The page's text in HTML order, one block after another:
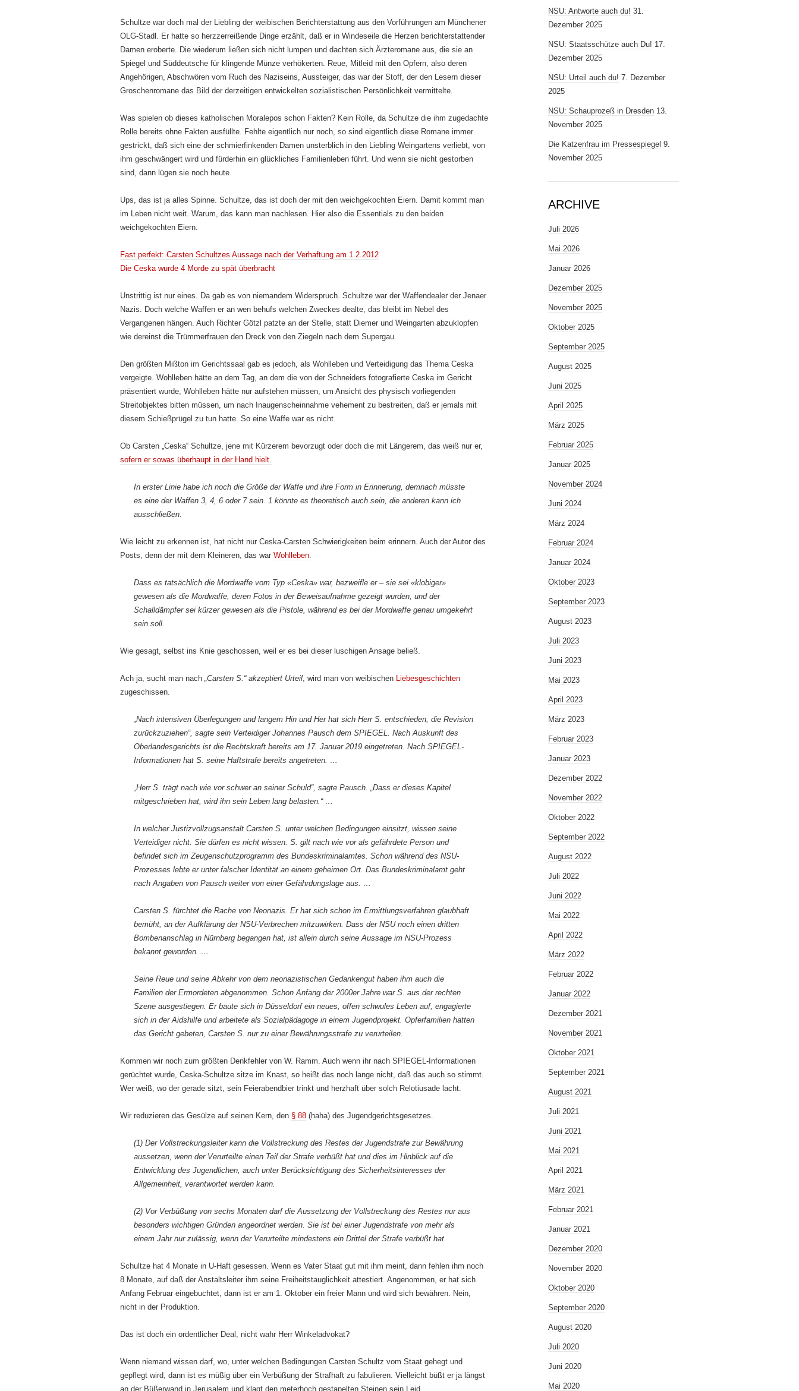
Schultze war doch mal der Liebling der weibischen Berichterstattung aus den Vorführungen am Münchener
OLG-Stadl. Er hatte so herzzerreißende Dinge erzählt, daß er in Windeseile die Herzen berichterstattender
Damen eroberte. Die wiederum ließen sich nicht lumpen und dachten sich Ärzte­romane aus, die sie an
Spiegel und Süddeutsche für klingende Münze verhökerten. Reue, Mitleid mit den Opfern, also deren
Angehörigen, Abschwören vom Ruch des Naziseins, Aussteiger, das war der Stoff, der den Lesern dieser
Groschenromane das Bild der derzeitigen entwickelten sozialistischen Persönlichkeit vermittelte.
Was spielen ob dieses katholischen Moralepos schon Fakten? Kein Rolle, da Schultze die ihm zugedachte
Rolle bereits ohne Fakten ausfüllte. Fehlte eigentlich nur noch, so sind eigentlich diese Romane immer
gestrickt, daß sich eine der schmierfinkenden Damen unsterblich in den Liebling Wein­gartens verliebt, von
ihm geschwängert wird und fürderhin ein glückliches Familienleben führt. Und wenn sie nicht gestorben
sind, dann lügen sie noch heute.
Ups, das ist ja alles Spinne. Schultze, das ist doch der mit den weichge­kochten Eiern. Damit kommt man
im Leben nicht weit. Warum, das kann man nachlesen. Hier also die Essentials zu den beiden
weichgekochten Eiern.
Fast perfekt: Carsten Schultzes Aussage nach der Verhaftung am 1.2.2012
Die Ceska wurde 4 Morde zu spät überbracht
Unstrittig ist nur eines. Da gab es von niemandem Widerspruch. Schultze war der Waffendealer der Jenaer
Nazis. Doch welche Waffen er an wen behufs welchen Zweckes dealte, das bleibt im Nebel des
Vergangenen hängen. Auch Richter Götzl patzte an der Stelle, statt Diemer und Weingarten abzuklopfen
wie dereinst die Trümmerfrauen den Dreck von den Ziegeln nach dem Supergau.
Den größten Mißton im Gerichtssaal gab es jedoch, als Wohlleben und Verteidigung das Thema Ceska
vergeigte. Wohlleben hätte an dem Tag, an dem die von der Schneiders fotografierte Ceska im Gericht
präsentiert wurde, Wohlleben hätte nur aufstehen müssen, um Ansicht des physisch vorliegenden
Streitobjektes bitten müssen, um nach Inaugenscheinnahme vehement zu bestreiten, daß er jemals mit
diesem Schießprügel zu tun hatte. So eine Waffe war es nicht.
Ob Carsten „Ceska“ Schultze, jene mit Kürzerem bevorzugt oder doch die mit Längerem, das weiß nur er,
sofern er sowas überhaupt in der Hand hielt.
In erster Linie habe ich noch die Größe der Waffe und ihre Form in Erinnerung, demnach müsste
es eine der Waffen 3, 4, 6 oder 7 sein. 1 könnte es theoretisch auch sein, die anderen kann ich
ausschließen.
Wie leicht zu erkennen ist, hat nicht nur Ceska-Carsten Schwierigkeiten beim erinnern. Auch der Autor des
Posts, denn der mit dem Kleineren, das war Wohlleben.
Dass es tatsächlich die Mordwaffe vom Typ «Ceska» war, bezweifle er – sie sei «klobiger»
gewesen als die Mordwaffe, deren Fotos in der Beweisaufnahme gezeigt wurden, und der
Schalldämpfer sei kürzer gewesen als die Pistole, während es bei der Mordwaffe genau umgekehrt
sein soll.
Wie gesagt, selbst ins Knie geschossen, weil er es bei dieser luschigen Ansage beließ.
Ach ja, sucht man nach „Carsten S.“ akzeptiert Urteil, wird man von weibischen Liebesgeschichten
zugeschissen.
„Nach intensiven Überlegungen und langem Hin und Her hat sich Herr S. entschieden, die Revision
zurückzuziehen“, sagte sein Verteidiger Johannes Pausch dem SPIEGEL. Nach Auskunft des
Oberlandesgerichts ist die Rechtskraft bereits am 17. Januar 2019 eingetreten. Nach SPIEGEL-
Informationen hat S. seine Haftstrafe bereits angetreten. …
„Herr S. trägt nach wie vor schwer an seiner Schuld“, sagte Pausch. „Dass er dieses Kapitel
mitgeschrieben hat, wird ihn sein Leben lang belasten.“ …
In welcher Justizvollzugsanstalt Carsten S. unter welchen Bedingungen einsitzt, wissen seine
Verteidiger nicht. Sie dürfen es nicht wissen. S. gilt nach wie vor als gefährdete Person und
befindet sich im Zeugenschutzprogramm des Bundeskriminalamtes. Schon während des NSU-
Prozesses lebte er unter falscher Identität an einem geheimen Ort. Das Bundeskriminalamt geht
nach Angaben von Pausch weiter von einer Gefährdungslage aus. …
Carsten S. fürchtet die Rache von Neonazis. Er hat sich schon im Ermittlungsverfahren glaubhaft
bemüht, an der Aufklärung der NSU-Verbrechen mitzuwirken. Dass der NSU noch einen dritten
Bombenanschlag in Nürnberg begangen hat, ist allein durch seine Aussage im NSU-Prozess
bekannt geworden. …
Seine Reue und seine Abkehr von dem neonazistischen Gedankengut haben ihm auch die
Familien der Ermordeten abgenommen. Schon Anfang der 2000er Jahre war S. aus der rechten
Szene ausgestiegen. Er baute sich in Düsseldorf ein neues, offen schwules Leben auf, engagierte
sich in der Aidshilfe und arbeitete als Sozialpädagoge in einem Jugendprojekt. Opferfamilien hatten
das Gericht gebeten, Carsten S. nur zu einer Bewährungsstrafe zu verurteilen.
Kommen wir noch zum größten Denkfehler von W. Ramm. Auch wenn ihr nach SPIEGEL-Informationen
gerüchtet wurde, Ceska-Schultze sitze im Knast, so heißt das noch lange nicht, daß das auch so stimmt.
Wer weiß, wo der gerade sitzt, sein Feierabendbier trinkt und herzhaft über solch Relotiusade lacht.
Wir reduzieren das Gesülze auf seinen Kern, den § 88 (haha) des Jugendgerichtsgesetzes.
(1) Der Vollstreckungsleiter kann die Vollstreckung des Restes der Jugendstrafe zur Bewährung
aussetzen, wenn der Verurteilte einen Teil der Strafe verbüßt hat und dies im Hinblick auf die
Entwicklung des Jugendlichen, auch unter Berücksichtigung des Sicherheitsinteresses der
Allgemeinheit, verantwortet werden kann.
(2) Vor Verbüßung von sechs Monaten darf die Aussetzung der Vollstreckung des Restes nur aus
besonders wichtigen Gründen angeordnet werden. Sie ist bei einer Jugendstrafe von mehr als
einem Jahr nur zulässig, wenn der Verurteilte mindestens ein Drittel der Strafe verbüßt hat.
Schultze hat 4 Monate in U-Haft gesessen. Wenn es Vater Staat gut mit ihm meint, dann fehlen ihm noch
8 Monate, auf daß der Anstaltsleiter ihm seine Freiheitstauglichkeit attestiert. Angenommen, er hat sich
Anfang Februar eingebuchtet, dann ist er am 1. Oktober ein freier Mann und wird sich bewähren. Nein,
nicht in der Produktion.
Das ist doch ein ordentlicher Deal, nicht wahr Herr Winkeladvokat?
Wenn niemand wissen darf, wo, unter welchen Bedingungen Carsten Schultz vom Staat gehegt und
gepflegt wird, dann ist es müßig über ein Verbüßung der Strafhaft zu fabulieren. Vielleicht büßt er ja längst
an der Büßerwand in Jerusalem und klagt den meterhoch gestapelten Steinen sein Leid.
NSU: Antworte auch du! 31.
Dezember 2025
NSU: Staatsschütze auch Du! 17.
Dezember 2025
NSU: Urteil auch du! 7. Dezember
2025
NSU: Schauprozeß in Dresden 13.
November 2025
Die Katzenfrau im Pressespiegel 9.
November 2025
ARCHIVE
Juli 2026
Mai 2026
Januar 2026
Dezember 2025
November 2025
Oktober 2025
September 2025
August 2025
Juni 2025
April 2025
März 2025
Februar 2025
Januar 2025
November 2024
Juni 2024
März 2024
Februar 2024
Januar 2024
Oktober 2023
September 2023
August 2023
Juli 2023
Juni 2023
Mai 2023
April 2023
März 2023
Februar 2023
Januar 2023
Dezember 2022
November 2022
Oktober 2022
September 2022
August 2022
Juli 2022
Juni 2022
Mai 2022
April 2022
März 2022
Februar 2022
Januar 2022
Dezember 2021
November 2021
Oktober 2021
September 2021
August 2021
Juli 2021
Juni 2021
Mai 2021
April 2021
März 2021
Februar 2021
Januar 2021
Dezember 2020
November 2020
Oktober 2020
September 2020
August 2020
Juli 2020
Juni 2020
Mai 2020